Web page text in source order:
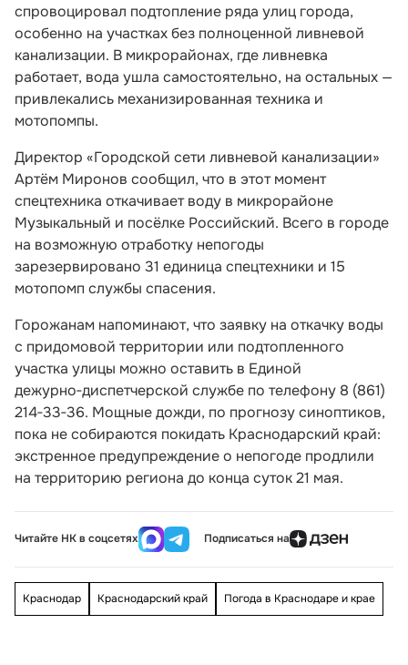
спровоцировал подтопление ряда улиц города,
особенно на участках без полноценной ливневой
канализации. В микрорайонах, где ливневка
работает, вода ушла самостоятельно, на остальных —
привлекались механизированная техника и
мотопомпы.
Директор «Городской сети ливневой канализации»
Артём Миронов сообщил, что в этот момент
спецтехника откачивает воду в микрорайоне
Музыкальный и посёлке Российский. Всего в городе
на возможную отработку непогоды
зарезервировано 31 единица спецтехники и 15
мотопомп службы спасения.
Горожанам напоминают, что заявку на откачку воды
с придомовой территории или подтопленного
участка улицы можно оставить в Единой
дежурно‑диспетчерской службе по телефону 8 (861)
214‑33‑36. Мощные дожди, по прогнозу синоптиков,
пока не собираются покидать Краснодарский край:
экстренное предупреждение о непогоде продлили
на территорию региона до конца суток 21 мая.
Читайте НК в соцсетях Подписаться на
Краснодар Краснодарский край Погода в Краснодаре и крае